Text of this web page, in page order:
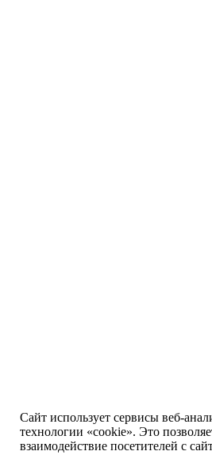
Сайт использует сервисы веб-
технологии «cookie». Это
взаимодействие посетителей с